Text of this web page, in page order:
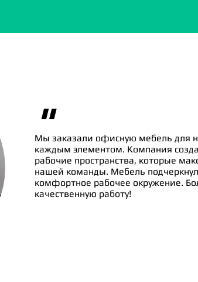
"
Мы заказали офисную мебель для
каждым элементом. Компания
рабочие пространства, которые
нашей команды. Мебель
комфортное рабочее окружение.
качественную работу!